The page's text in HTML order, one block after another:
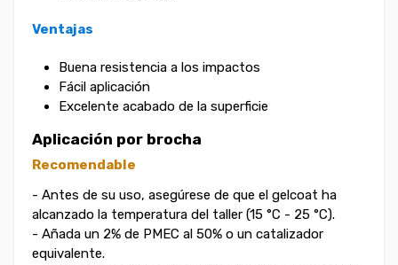
Ventajas
Buena resistencia a los impactos
Fácil aplicación
Excelente acabado de la superficie
Aplicación por brocha
Recomendable
- Antes de su uso, asegúrese de que el gelcoat ha
alcanzado la temperatura del taller (15 °C - 25 °C).
- Añada un 2% de PMEC al 50% o un catalizador
equivalente.